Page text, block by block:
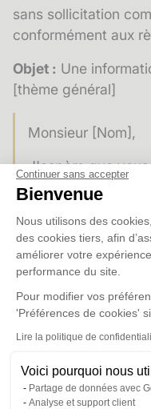
Continuer sans accepter
Bienvenue
Nous utilisons des
des cookies tiers, afin
améliorer votre
performance du site.
Pour modifier vos
'Préférences de cookies'
Lire la politique de
Voici pourquoi nous
Partage de données avec
Analyse et support client
sans sollicitation
conformément aux
Objet : Une
[thème général]
Monsieur [Nom],
J'espère que
de votre dossier.
Je me permets de
réforme récente /
significative] est
situation actuelle
patrimoine /
vous concerner.
Si vous souhaitez
disponible pour un